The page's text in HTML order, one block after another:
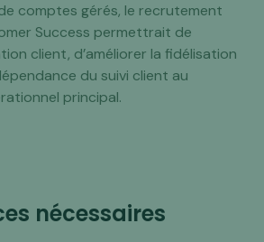
comptes gérés, le recrutement
Success permettrait de
client, d’améliorer la fidélisation
du suivi client au
principal.
nécessaires